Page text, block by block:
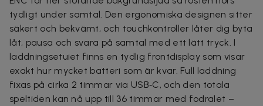
tydligt under samtal. Den ergonomiska designen sitter
säkert och bekvämt, och touchkontroller låter dig byta
låt, pausa och svara på samtal med ett lätt tryck. I
laddningsetuiet finns en tydlig frontdisplay som visar
exakt hur mycket batteri som är kvar. Full laddning
fixas på cirka 2 timmar via USB‑C, och den totala
speltiden kan nå upp till 36 timmar med fodralet –